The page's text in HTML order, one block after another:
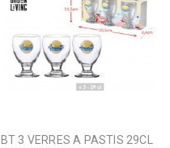
BT 3 VERRES A PASTIS 29CL